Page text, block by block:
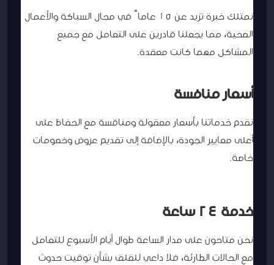
نمتلك خبرة تزيد عن 15 عاماً في مجال السباكة والأعمال
الصحية، مما يجعلنا قادرين على التعامل مع جميع
المشاكل مهما كانت معقدة.
أسعار منافسة
نقدم خدماتنا بأسعار معقولة ومنافسة مع الحفاظ على
أعلى معايير الجودة، بالإضافة إلى تقديم عروض وخصومات
خاصة.
خدمة 24 ساعة
نحن متاحون على مدار الساعة طوال أيام الأسبوع للتعامل
مع الحالات الطارئة، فلا داعي للقلق بشأن توقيت حدوث